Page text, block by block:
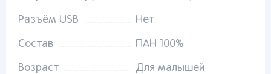
Разъём USB Нет
Состав ПАН 100%
Возраст Для малышей
Популярные регионы
Москва
Санкт-
Краснодар
Волгоград
Казань
Набережные